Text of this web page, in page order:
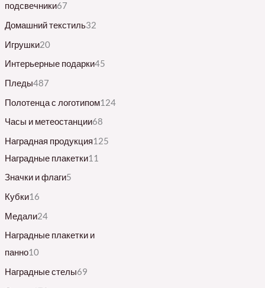
подсвечники67
Домашний текстиль32
Игрушки20
Интерьерные подарки45
Пледы487
Полотенца с логотипом124
Часы и метеостанции68
Наградная продукция125
Наградные плакетки11
Значки и флаги5
Кубки16
Медали24
Наградные плакетки и
панно10
Наградные стелы69